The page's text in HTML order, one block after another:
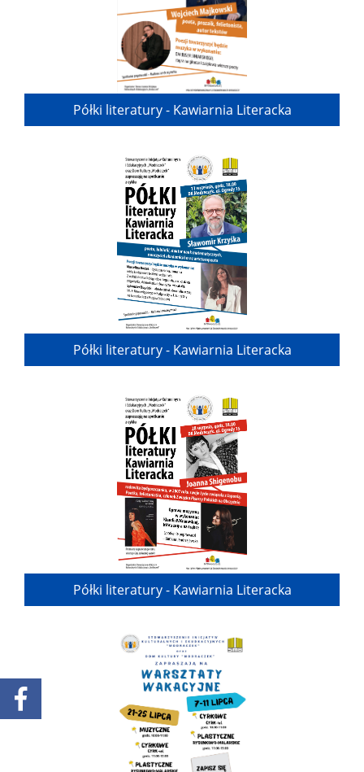
Półki literatury - Kawiarnia Literacka
Półki literatury - Kawiarnia Literacka
Półki literatury - Kawiarnia Literacka